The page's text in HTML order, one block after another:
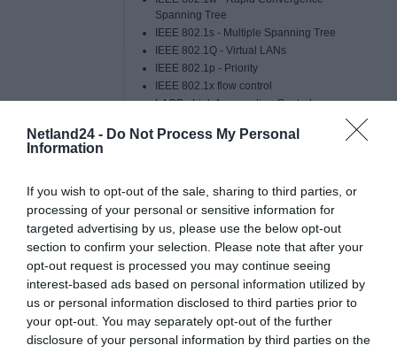
Netland24 - Do Not Process My Personal
Information
If you wish to opt-out of the sale, sharing to third parties, or
processing of your personal or sensitive information for
targeted advertising by us, please use the below opt-out
section to confirm your selection. Please note that after your
opt-out request is processed you may continue seeing
interest-based ads based on personal information utilized by
us or personal information disclosed to third parties prior to
your opt-out. You may separately opt-out of the further
disclosure of your personal information by third parties on the
Spanning Tree
IEEE 802.1s - Multiple Spanning Tree
IEEE 802.1Q - Virtual LANs
IEEE 802.1p - Priority
IEEE 802.1x flow control
LACP - Link Aggregation Control
GVRP - Group VLAN Registration Protocol
MLDv1
SSH v.2 - Secure Shall ver. 2
MLDv2
ARP - Address Resolution Protocol
Storm control
DiffServ
IGMP - Internet Group Management Protocol
IGMP Snooping (V1/V2/V3)
filtrowanie MAC
IPv4